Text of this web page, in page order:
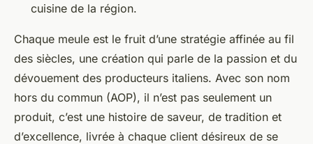
cuisine de la région.
Chaque meule est le fruit d’une stratégie affinée au fil
des siècles, une création qui parle de la passion et du
dévouement des producteurs italiens. Avec son nom
hors du commun (AOP), il n’est pas seulement un
produit, c’est une histoire de saveur, de tradition et
d’excellence, livrée à chaque client désireux de se